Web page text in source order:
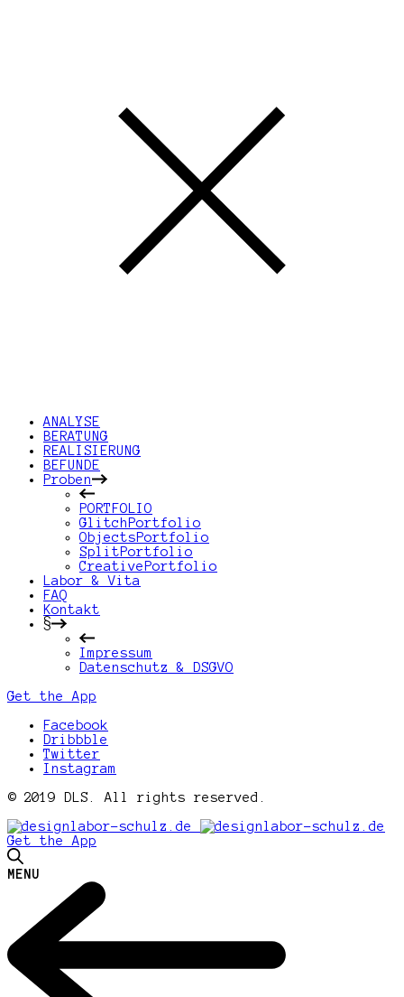
ANALYSE
BERATUNG
REALISIERUNG
BEFUNDE
Proben
PORTFOLIO
GlitchPortfolio
ObjectsPortfolio
SplitPortfolio
CreativePortfolio
Labor & Vita
FAQ
Kontakt
§
Impressum
Datenschutz & DSGVO
Get the App
Facebook
Dribbble
Twitter
Instagram
© 2019 DLS. All rights reserved.
Get the App
MENU